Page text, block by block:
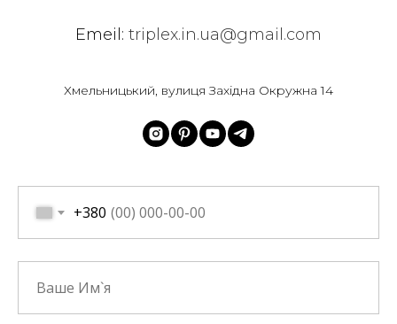
Emeil: triplex.in.ua@gmail.com
Хмельницький, вулиця Західна Окружна 14
+380